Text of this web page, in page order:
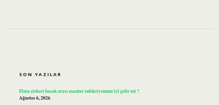
SON YAZILAR
Elma sirkesi bacak arası mantar enfeksiyonuna iyi gelir mi ?
Ağustos 6, 2026